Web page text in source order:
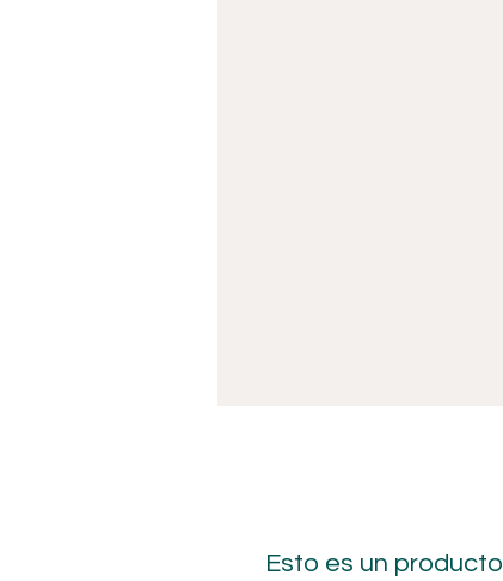
Esto es un producto